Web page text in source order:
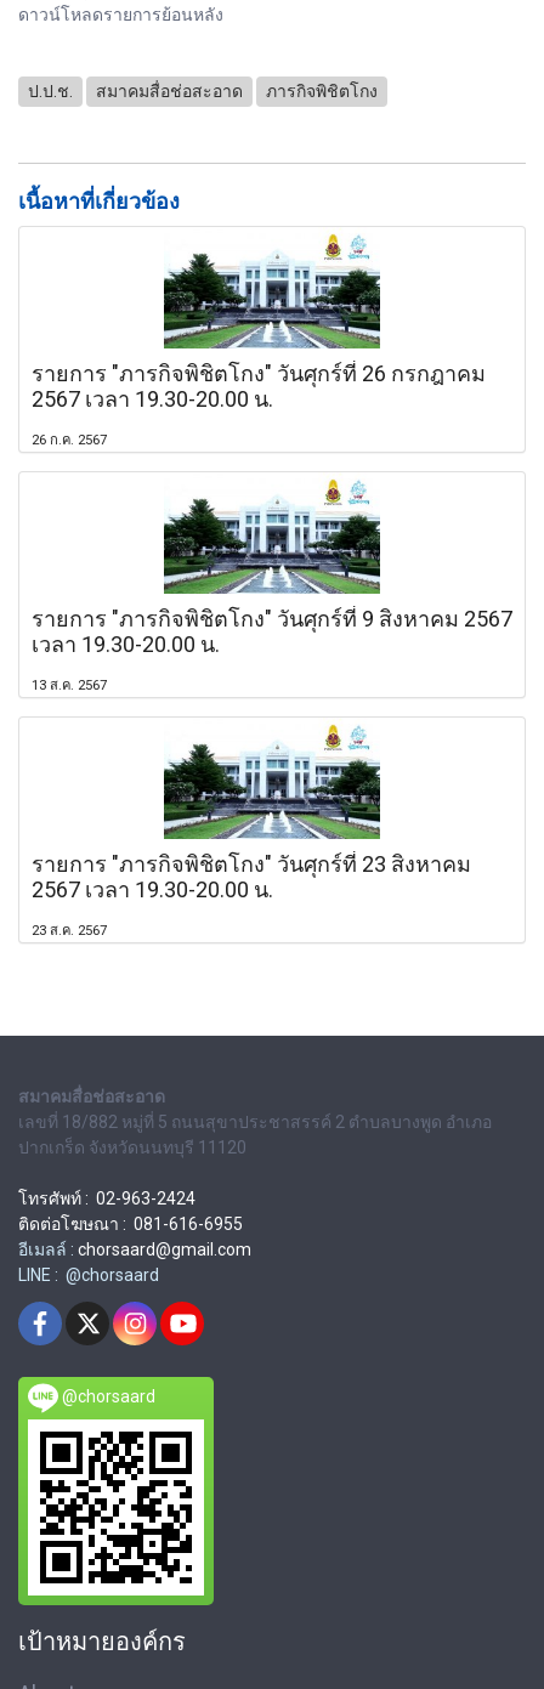
ดาวน์โหลดรายการย้อนหลัง
ป.ป.ช. สมาคมสื่อช่อสะอาด ภารกิจพิชิตโกง
เนื้อหาที่เกี่ยวข้อง
รายการ "ภารกิจพิชิตโกง" วันศุกร์ที่ 26 กรกฎาคม
2567 เวลา 19.30-20.00 น.
26 ก.ค. 2567
รายการ "ภารกิจพิชิตโกง" วันศุกร์ที่ 9 สิงหาคม 2567
เวลา 19.30-20.00 น.
13 ส.ค. 2567
รายการ "ภารกิจพิชิตโกง" วันศุกร์ที่ 23 สิงหาคม
2567 เวลา 19.30-20.00 น.
23 ส.ค. 2567
สมาคมสื่อช่อสะอาด
เลขที่ 18/882 หมู่ที่ 5 ถนนสุขาประชาสรรค์ 2 ตำบลบางพูด อำเภอ
ปากเกร็ด จังหวัดนนทบุรี 11120
โทรศัพท์ : 02-963-2424
ติดต่อโฆษณา : 081-616-6955
อีเมลล์ : chorsaard@gmail.com
LINE : @chorsaard
@chorsaard
เป้าหมายองค์กร